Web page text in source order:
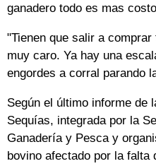
ganadero todo es mas
"Tienen que salir a
muy caro. Ya hay una
engordes a corral parando
Según el último informe de
Sequías, integrada por la
Ganadería y Pesca y
bovino afectado por la falta